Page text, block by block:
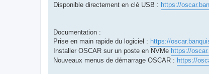
Disponible directement en clé USB : https://
Documentation :
Prise en main rapide du logiciel : https://
Installer OSCAR sur un poste en NVMe https://
Nouveaux menus de démarrage OSCAR : https://